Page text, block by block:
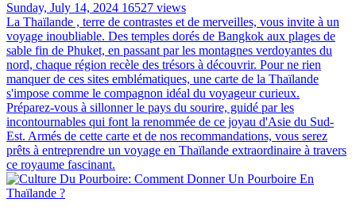
Sunday, July 14, 2024 16527 views
La Thaïlande , terre de contrastes et de merveilles, vous invite à un
voyage inoubliable. Des temples dorés de Bangkok aux plages de
sable fin de Phuket, en passant par les montagnes verdoyantes du
nord, chaque région recèle des trésors à découvrir. Pour ne rien
manquer de ces sites emblématiques, une carte de la Thaïlande
s'impose comme le compagnon idéal du voyageur curieux.
Préparez-vous à sillonner le pays du sourire, guidé par les
incontournables qui font la renommée de ce joyau d'Asie du Sud-
Est. Armés de cette carte et de nos recommandations, vous serez
prêts à entreprendre un voyage en Thaïlande extraordinaire à travers
ce royaume fascinant.